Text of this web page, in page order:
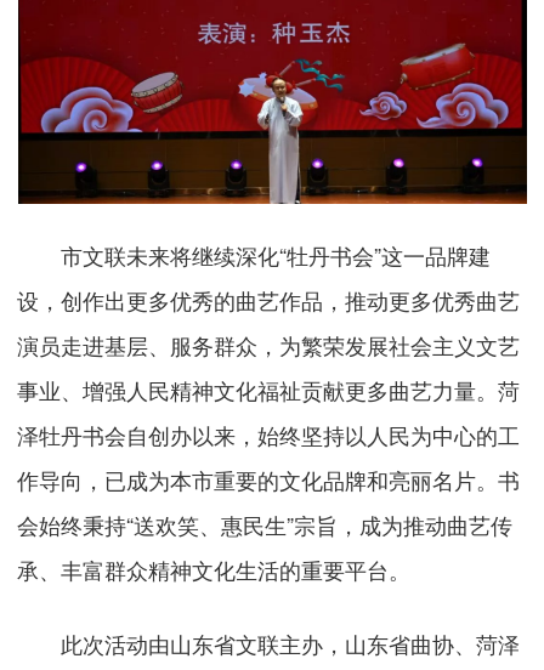
市文联未来将继续深化“牡丹书会”这一品牌建
设，创作出更多优秀的曲艺作品，推动更多优秀曲艺
演员走进基层、服务群众，为繁荣发展社会主义文艺
事业、增强人民精神文化福祉贡献更多曲艺力量。菏
泽牡丹书会自创办以来，始终坚持以人民为中心的工
作导向，已成为本市重要的文化品牌和亮丽名片。书
会始终秉持“送欢笑、惠民生”宗旨，成为推动曲艺传
承、丰富群众精神文化生活的重要平台。
此次活动由山东省文联主办，山东省曲协、菏泽